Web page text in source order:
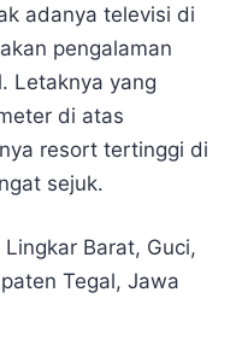
adanya televisi di
pengalaman
Letaknya yang
di atas
resort tertinggi di
sejuk.
Barat, Guci,
Tegal, Jawa